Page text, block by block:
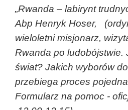
„Rwanda – labirynt
Abp Henryk Hoser,
wieloletni misjonarz,
Rwanda po
świat? Jakich wyborów
przebiega proces
Formularz na pomoc -